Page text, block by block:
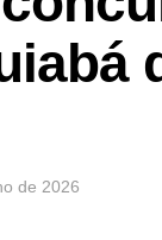
de 2026